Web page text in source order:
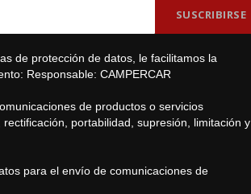
de protección de datos, le facilitamos la
Responsable: CAMPERCAR
de productos o servicios
portabilidad, supresión, limitación y
para el envío de comunicaciones de